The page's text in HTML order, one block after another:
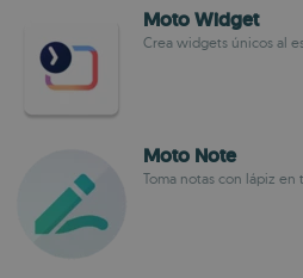
Moto Widget
Crea widgets únicos al
Moto Note
Toma notas con lápiz en